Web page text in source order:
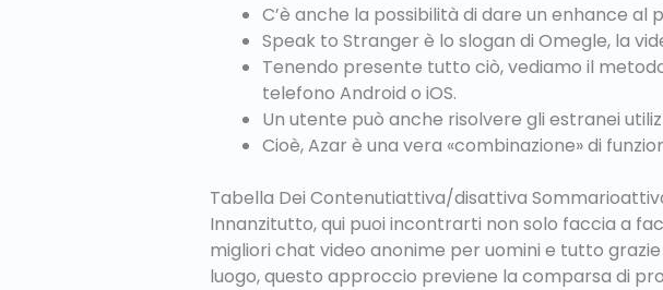
C’è anche la possibilità di dare un enhance
Speak to Stranger è lo slogan di Omegle, la
Tenendo presente tutto ciò, vediamo il
telefono Android o iOS.
Un utente può anche risolvere gli estranei
Cioè, Azar è una vera «combinazione» di
Tabella Dei Contenutiattiva/disattiva
Innanzitutto, qui puoi incontrarti non solo faccia a
migliori chat video anonime per uomini e tutto
luogo, questo approccio previene la comparsa di